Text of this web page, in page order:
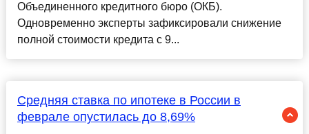
Объединенного кредитного бюро (ОКБ).
Одновременно эксперты зафиксировали снижение
полной стоимости кредита с 9...
Средняя ставка по ипотеке в России в
феврале опустилась до 8,69%